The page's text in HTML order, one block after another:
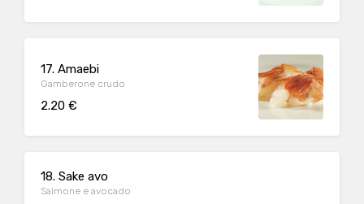
17. Amaebi
Gamberone crudo
2.20 €
18. Sake avo
Salmone e avocado